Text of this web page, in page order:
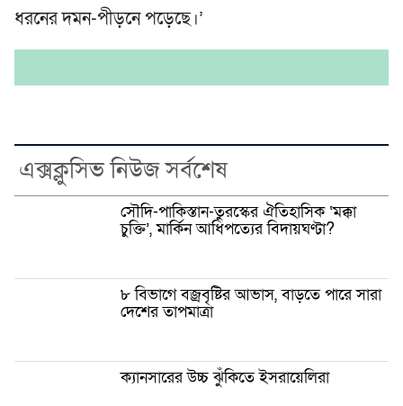
ধরনের দমন-পীড়নে পড়েছে।’
এক্সক্লুসিভ নিউজ সর্বশেষ
সৌদি-পাকিস্তান-তুরস্কের ঐতিহাসিক ‘মক্কা
চুক্তি’, মার্কিন আধিপত্যের বিদায়ঘণ্টা?
৮ বিভাগে বজ্রবৃষ্টির আভাস, বাড়তে পারে সারা
দেশের তাপমাত্রা
ক্যানসারের উচ্চ ঝুঁকিতে ইসরায়েলিরা